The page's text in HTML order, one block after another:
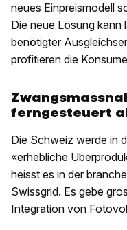
neues Einpreismodell
Die neue Lösung kann
benötigter
profitieren die
ferngesteuert
Die Schweiz werde in
«erhebliche
heisst es in der
Swissgrid. Es gebe
Integration von